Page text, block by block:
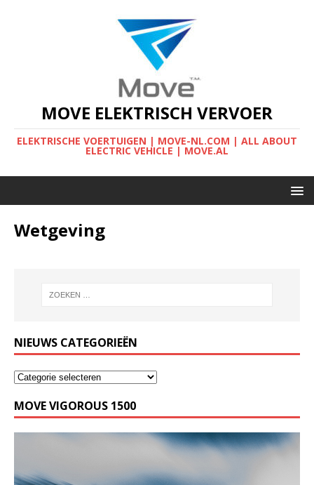
MOVE ELEKTRISCH VERVOER
ELEKTRISCHE VOERTUIGEN | MOVE-NL.COM | ALL ABOUT
ELECTRIC VEHICLE | MOVE.AL
Wetgeving
NIEUWS CATEGORIEËN
MOVE VIGOROUS 1500